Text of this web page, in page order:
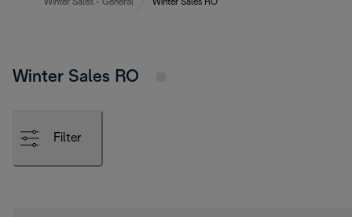
Winter Sales - General Winter Sales RO
Winter Sales RO
Filter